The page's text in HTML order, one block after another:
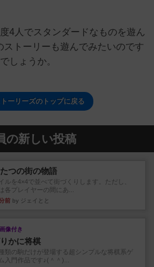
4人でスタンダードなものを遊ん
ストーリーも遊んでみたいのです
しょうか。
ーリーズのトップに戻る
の新しい投稿
つの街の物語
ルを4×4で並べて街づくりします。ただし、
各プレイヤーの間にあ...
前 by ジェイとと
画像付き
かに将棋
類の駒だけが登場する超シンプルな将棋系ゲ
入門作品です♪(＾＾)...